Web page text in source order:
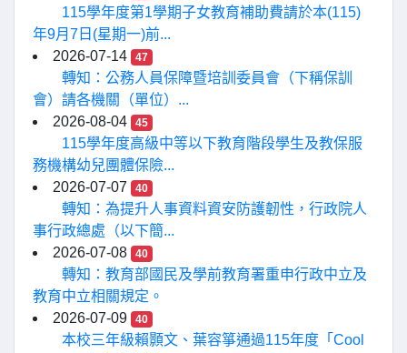
115學年度第1學期子女教育補助費請於本(115)
年9月7日(星期一)前...
2026-07-14
47
轉知：公務人員保障暨培訓委員會（下稱保訓
會）請各機關（單位）...
2026-08-04
45
115學年度高級中等以下教育階段學生及教保服
務機構幼兒團體保險...
2026-07-07
40
轉知：為提升人事資料資安防護韌性，行政院人
事行政總處（以下簡...
2026-07-08
40
轉知：教育部國民及學前教育署重申行政中立及
教育中立相關規定。
2026-07-09
40
本校三年級賴顥文、葉容箏通過115年度「Cool